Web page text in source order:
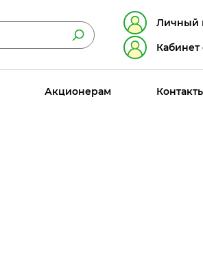
Личный
Кабинет
Акционерам